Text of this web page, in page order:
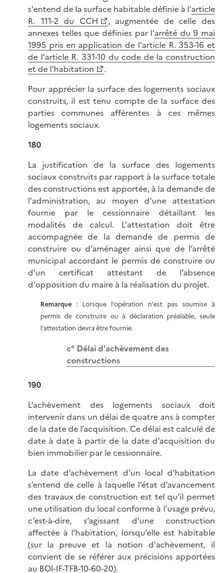
s'entend de la surface habitable définie à l'article
R. 111-2 du CCH
, augmentée de celle des
annexes telles que définies par l'arrêté du 9 mai
1995 pris en application de l'article R. 353-16 et
de l'article R. 331-10 du code de la construction
et de l'habitation
.
Pour apprécier la surface des logements sociaux
construits, il est tenu compte de la surface des
parties communes afférentes à ces mêmes
logements sociaux.
180
La justification de la surface des logements
sociaux construits par rapport à la surface totale
des constructions est apportée, à la demande de
l'administration, au moyen d'une attestation
fournie par le cessionnaire détaillant les
modalités de calcul. L'attestation doit être
accompagnée de la demande de permis de
construire ou d’aménager ainsi que de l’arrêté
municipal accordant le permis de construire ou
d’un certificat attestant de l’absence
d'opposition du maire à la réalisation du projet.
Remarque : Lorsque l'opération n'est pas soumise à
permis de construire ou à déclaration préalable, seule
l'attestation devra être fournie.
c° Délai d'achèvement des
constructions
190
L’achèvement des logements sociaux doit
intervenir dans un délai de quatre ans à compter
de la date de l’acquisition. Ce délai est calculé de
date à date à partir de la date d’acquisition du
bien immobilier par le cessionnaire.
La date d’achèvement d'un local d’habitation
s’entend de celle à laquelle l’état d’avancement
des travaux de construction est tel qu’il permet
une utilisation du local conforme à l’usage prévu,
c’est-à-dire, s’agissant d’une construction
affectée à l’habitation, lorsqu’elle est habitable
(sur la preuve et la notion d'achèvement, il
convient de se référer aux précisions apportées
au BOI-IF-TFB-10-60-20).